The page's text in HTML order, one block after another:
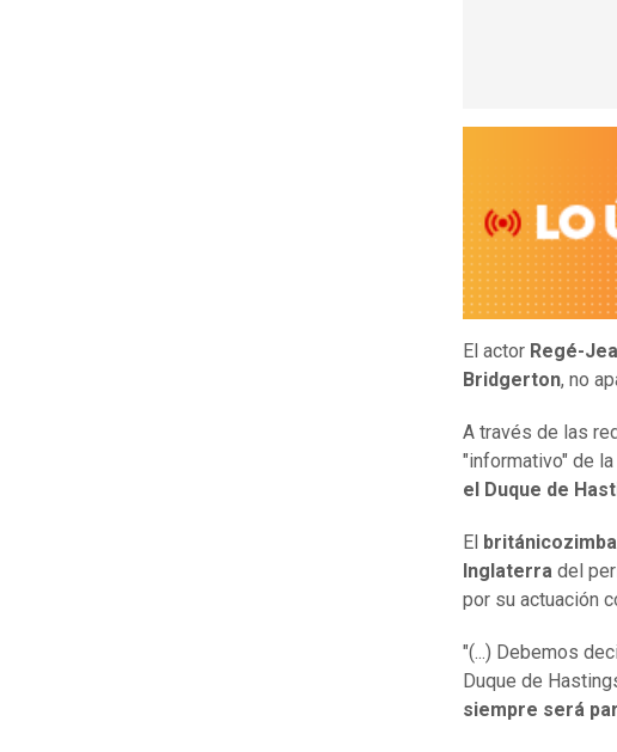
El actor Regé-
Bridgerton, no
A través de las
"informativo" de
el Duque de
El
Inglaterra del
por su actuación
"(...) Debemos
Duque de
siempre será